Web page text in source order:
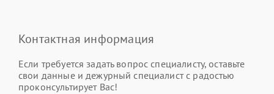
Контактная информация
Если требуется задать вопрос специалисту, оставьте
свои данные и дежурный специалист с радостью
проконсультирует Вас!